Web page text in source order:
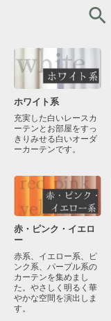
ホワイト系
充実した白いレースカ
ーテンとお部屋をすっ
きりみせる白いオーダ
ーカーテンです。
赤・ピンク・イエロ
ー
赤系、イエロー系、ピ
ンク系、パープル系の
カーテンを集めまし
た。やさしく明るく華
やかな空間を演出しま
す。